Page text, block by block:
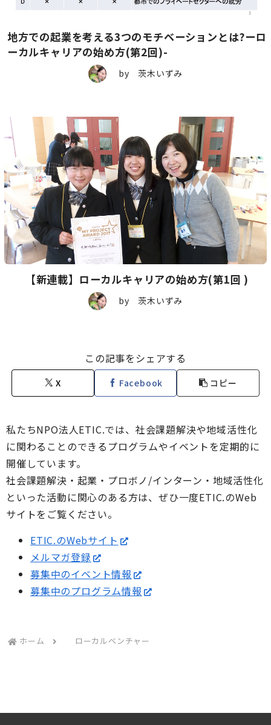
地方での起業を考える3つのモチベーションとは?ーロ
ーカルキャリアの始め方(第2回)-
by 茨木いずみ
【新連載】ローカルキャリアの始め方(第1回 )
by 茨木いずみ
この記事をシェアする
X Facebook コピー
私たちNPO法人ETIC.では、社会課題解決や地域活性化
に関わることのできるプログラムやイベントを定期的に
開催しています。
社会課題解決・起業・プロボノ/インターン・地域活性化
といった活動に関心のある方は、ぜひ一度ETIC.のWeb
サイトをご覧ください。
ETIC.のWebサイト
メルマガ登録
募集中のイベント情報
募集中のプログラム情報
ホーム ローカルベンチャー